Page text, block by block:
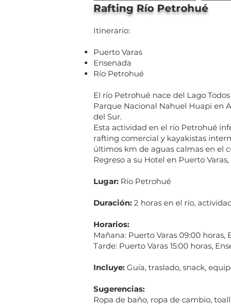
Rafting Río Petrohué
Itinerario:
Puerto Varas
Ensenada
Río Petrohué
El río Petrohué nace del Lago
Parque Nacional Nahuel Huapi en
del Sur.
Esta actividad en el río Petrohué
rafting comercial y kayakistas
últimos km de aguas calmas en el
Regreso a su Hotel en Puerto
Lugar: Río Petrohué
Duración: 2 horas en el río,
Horarios:
Mañana: Puerto Varas 09:00 horas,
Tarde: Puerto Varas 15:00 horas,
Incluye: Guía, traslado, snack,
Sugerencias:
Ropa de baño, ropa de cambio,